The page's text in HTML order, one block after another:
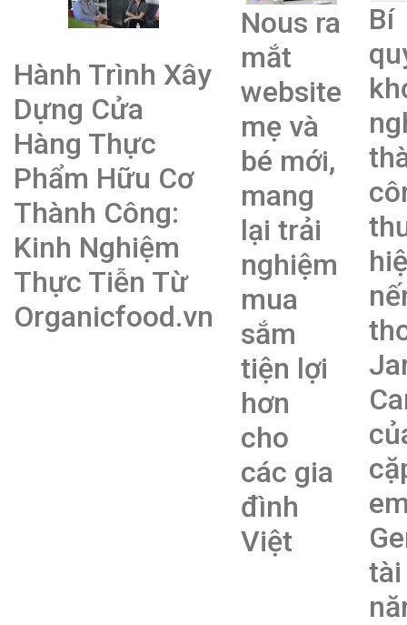
Hành Trình Xây
Dựng Cửa
Hàng Thực
Phẩm Hữu Cơ
Thành Công:
Kinh Nghiệm
Thực Tiễn Từ
Organicfood.vn
Nous ra
mắt
website
mẹ và
bé mới,
mang
lại trải
nghiệm
mua
sắm
tiện lợi
hơn
cho
các gia
đình
Việt
Bí
tài